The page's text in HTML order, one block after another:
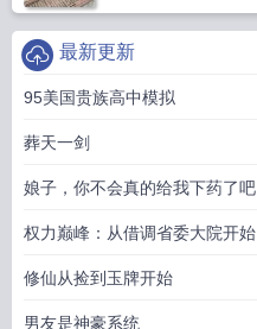
最新更新
95美国贵族高中模拟
葬天一剑
娘子，你不会真的给我下药了吧
权力巅峰：从借调省委大院开始
修仙从捡到玉牌开始
男友是神豪系统